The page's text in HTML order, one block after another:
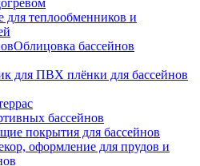
теплообменников и
Облицовка бассейнов
для ПВХ плёнки для бассейнов
бассейнов
покрытия для бассейнов
оформление для прудов и